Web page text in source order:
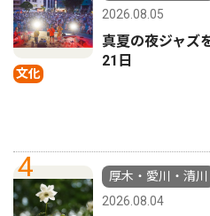
文化
2026.08.05
真夏の夜ジャズ
21日
4
厚木・愛川・清川
2026.08.04